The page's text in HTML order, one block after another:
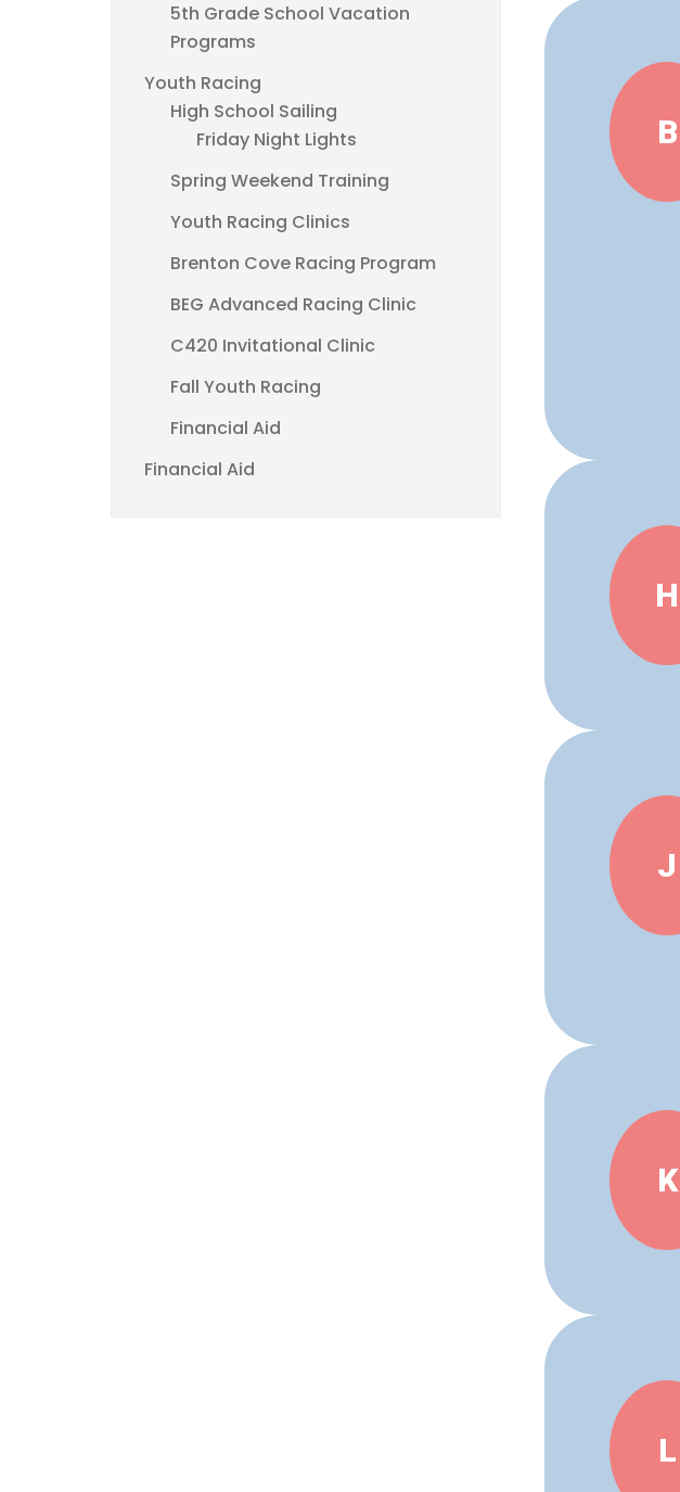
B
H
J
K
L
5th Grade School Vacation
Programs
Youth Racing
High School Sailing
Friday Night Lights
Spring Weekend Training
Youth Racing Clinics
Brenton Cove Racing Program
BEG Advanced Racing Clinic
C420 Invitational Clinic
Fall Youth Racing
Financial Aid
Financial Aid